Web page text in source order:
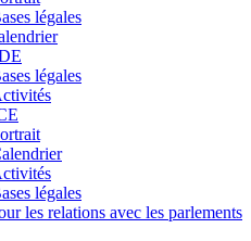
légales
légales
légales
les relations avec les parlements